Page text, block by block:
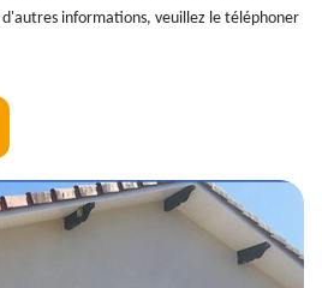
d'autres informations, veuillez le téléphoner